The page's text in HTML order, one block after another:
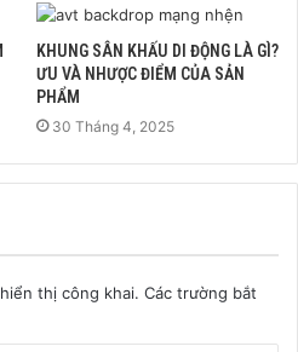
KHUNG SÂN KHẤU DI ĐỘNG LÀ GÌ?
ƯU VÀ NHƯỢC ĐIỂM CỦA SẢN
PHẨM
30 Tháng 4, 2025
thị công khai. Các trường bắt